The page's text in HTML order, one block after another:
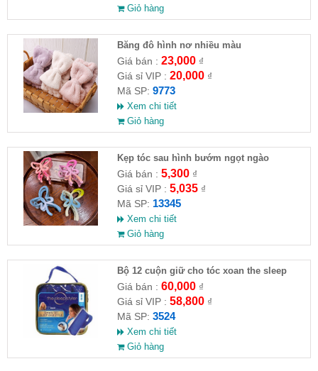
Giỏ hàng
Băng đô hình nơ nhiều màu
Giá bán : 23,000₫
Giá sỉ VIP : 20,000₫
Mã SP: 9773
Xem chi tiết
Giỏ hàng
Kẹp tóc sau hình bướm ngọt ngào
Giá bán : 5,300₫
Giá sỉ VIP : 5,035₫
Mã SP: 13345
Xem chi tiết
Giỏ hàng
Bộ 12 cuộn giữ cho tóc xoan the sleep
Giá bán : 60,000₫
Giá sỉ VIP : 58,800₫
Mã SP: 3524
Xem chi tiết
Giỏ hàng